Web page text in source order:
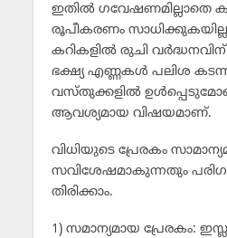
ഇതില്‍ ഗവേഷണമില്ലാതെ
രൂപീകരണം
കറികളില്‍ രുചി
ഭക്ഷ്യ എണ്ണകള്‍ പലിശ
വസ്തുക്കളില്‍
ആവശ്യമായ വിഷയമാണ്.
വിധിയുടെ പ്രേരകം
സവിശേഷമാകുന്നതും
തിരിക്കാം.
1) സമാന്യമായ പ്രേരകം: